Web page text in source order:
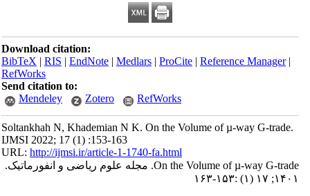
Download citation:
BibTeX|RIS|EndNote|Medlars|ProCite|Reference Manager
RefWorks
Send citation to:
Mendeley
Zotero RefWorks
Soltankhah N, Khademian N K. On the Volume of µ-way G-trade.
IJMSI 2022; 17 (1) :153-163
URL:http://ijmsi.ir/article-1-1740-fa.html
On the Volume of µ-way G-trade. مجله علوم ریاضی و انفورماتیک.
۱۴۰۱; ۱۷ (۱) :۱۵۳-۱۶۳